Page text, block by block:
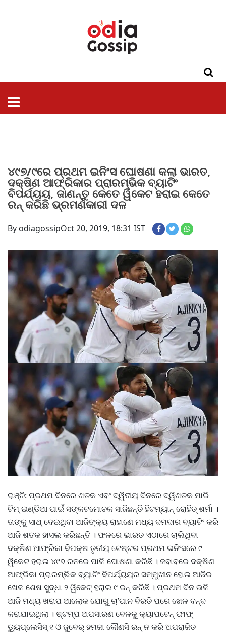
୪୯୭/୯ରେ ପ୍ରଥମ ଇନିଂସ ଘୋଷଣା କଲା ଭାରତ,
ଦକ୍ଷିଣ ଆଫ୍ରିକାର ପ୍ରାରମ୍ଭିକ ବ୍ୟାଟିଂ
ବିପର୍ଯ୍ୟୟ, ଜାଣନ୍ତୁ କେତେ ୱିକେଟ ହରାଇ କେତେ
ରନ୍ କରିଛି ଭ୍ରମଣକାରୀ ଦଳ
By odiagossipOct 20, 2019, 18:31 IST
ରାଞ୍ଚି: ପ୍ରଥମ ଦିନରେ ଶତକ ଏବଂ ଦ୍ୱିତୀୟ ଦିନରେ ଦ୍ୱିଶତକ ମାରି
ଟିମ୍ ଇଣ୍ଡିଆ ପାଇଁ ସଙ୍କଟମୋଚକ ସାଜିଛନ୍ତି ହିଟମ୍ୟାନ୍ ରୋହିତ୍ ଶର୍ମା ।
ତାଙ୍କୁ ସାଥ୍ ଦେଇଥିବା ଆଜିଙ୍କ୍ୟ ରାହାଣେ ମଧ୍ୟ ଦମଦାର ବ୍ୟାଟିଂ କରି
ଆଜି ଶତକ ହାସଲ କରିଛନ୍ତି । ଫଳରେ ଭାରତ ଏଠାରେ ଚାଲିଥିବା
ଦକ୍ଷିଣ ଆଫ୍ରିକା ବିପକ୍ଷ ତୃତୀୟ ଟେଷ୍ଟର ପ୍ରଥମ ଇନିଂସରେ ୯
ୱିକେଟ ହରାଇ ୪୯୭ ରନରେ ପାଳି ଘୋଷଣା କରିଛି । ଜବାବରେ ଦକ୍ଷିଣ
ଆଫ୍ରିକା ପ୍ରାରମ୍ଭିକ ବ୍ୟାଟିଂ ବିପର୍ଯ୍ୟୟର ସମ୍ମୁଖୀନ ହୋଇ ଆଜିର
ଖେଳ ଶେଷ ସୁଦ୍ଧା ୨ ୱିକେଟ୍ ହରାଇ ୯ ରନ୍ କରିଛି । ପ୍ରଥମ ଦିନ ଭଳି
ଆଜି ମଧ୍ୟ ଖରାପ ଆଲୋକ ଯୋଗୁ ଚା’ପାନ ବିରତି ପରେ ଖେଳ ବନ୍ଦ
କରାଯାଇଥିଲା । ଷ୍ଟମ୍ପ ଅପସାରଣ ବେଳକୁ କ୍ୟାପଟେନ୍ ଫାଫ୍
ଡ୍ୟୁପ୍ଲେସିସ୍ ୧ ଓ ଜୁବେର୍ ହମଜା କୌଣସି ରନ୍ ନ କରି ଅପରାଜିତ